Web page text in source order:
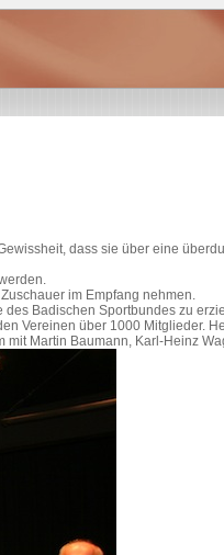
dass sie über eine
im Empfang nehmen.
Badischen Sportbundes zu
Vereinen über 1000 Mitglieder.
Martin Baumann, Karl-Heinz